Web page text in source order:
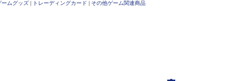
ームグッズ | トレーディングカード | その他ゲーム関連商品